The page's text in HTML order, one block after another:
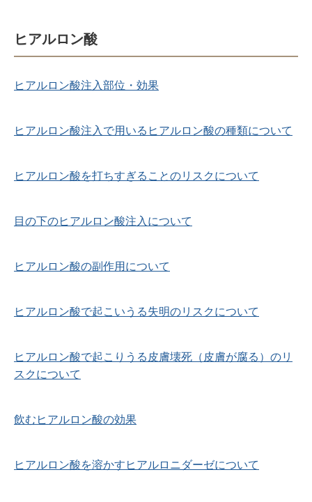
ヒアルロン酸
ヒアルロン酸注入部位・効果
ヒアルロン酸注入で用いるヒアルロン酸の種類について
ヒアルロン酸を打ちすぎることのリスクについて
目の下のヒアルロン酸注入について
ヒアルロン酸の副作用について
ヒアルロン酸で起こいうる失明のリスクについて
ヒアルロン酸で起こりうる皮膚壊死（皮膚が腐る）のリ
スクについて
飲むヒアルロン酸の効果
ヒアルロン酸を溶かすヒアルロニダーゼについて